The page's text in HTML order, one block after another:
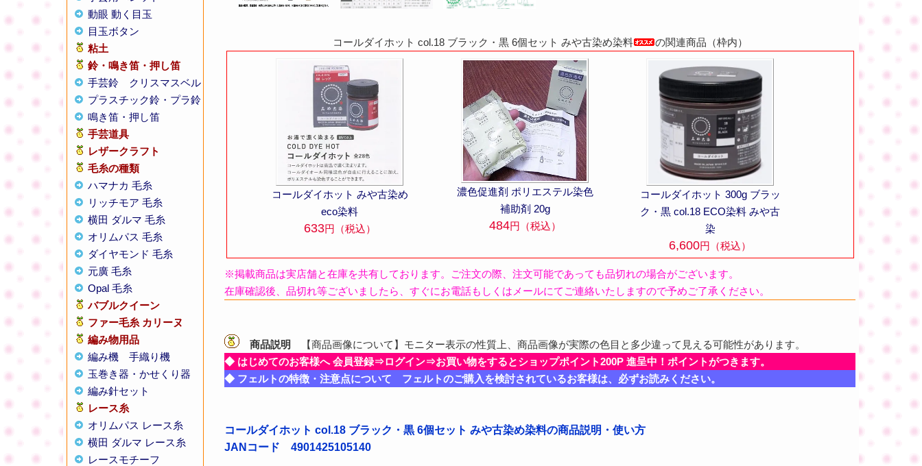
動眼 動く目玉
目玉ボタン
粘土
鈴・鳴き笛・押し笛
手芸鈴
クリスマスベル
プラスチック鈴・プラ鈴
鳴き笛・押し笛
手芸道具
レザークラフト
毛糸の種類
ハマナカ 毛糸
リッチモア 毛糸
横田 ダルマ 毛糸
オリムパス 毛糸
ダイヤモンド 毛糸
元廣 毛糸
Opal 毛糸
バブルクイーン
ファー毛糸 カリーヌ
編み物用品
編み機
手織り機
玉巻き器・かせくり器
編み針セット
レース糸
オリムパス レース糸
横田 ダルマ レース糸
レースモチーフ
コールダイホット col.18 ブラック・黒 6個セット みや古染め染料 の関連商品（枠内）
コールダイホット みや古染め
eco染料
633円（税込）
濃色促進剤 ポリエステル染色
補助剤 20g
484円（税込）
コールダイホット 300g ブラッ
ク・黒 col.18 ECO染料 みや古
染
6,600円（税込）
※掲載商品は実店舗と在庫を共有しております。ご注文の際、注文可能であっても品切れの場合がございます。
在庫確認後、品切れ等ございましたら、すぐにお電話もしくはメールにてご連絡いたしますので予めご了承ください。
商品説明
【商品画像について】モニター表示の性質上、商品画像が実際の色目と多少違って見える可能性があります。
◆ はじめてのお客様へ 会員登録⇒ログイン⇒お買い物をするとショップポイント200P 進呈中！ポイントがつきます。
◆ フェルトの特徴・注意点について フェルトのご購入を検討されているお客様は、必ずお読みください。
コールダイホット col.18 ブラック・黒 6個セット みや古染め染料の商品説明・使い方
JANコード 4901425105140